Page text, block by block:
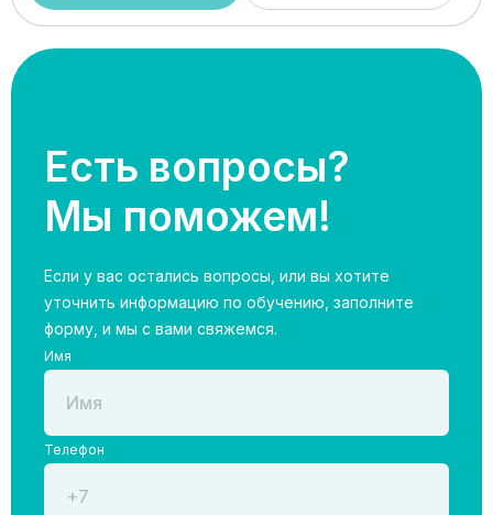
Есть вопросы?
Мы поможем!
Если у вас остались вопросы, или вы хотите
уточнить информацию по обучению, заполните
форму, и мы с вами свяжемся.
Имя
Телефон